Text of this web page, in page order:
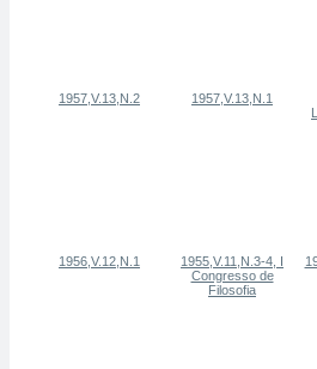
1957,V.13,N.2
1957,V.13,N.1
1956,V.12,N.1
1955,V.11,N.3-4, I
Congresso de
Filosofia